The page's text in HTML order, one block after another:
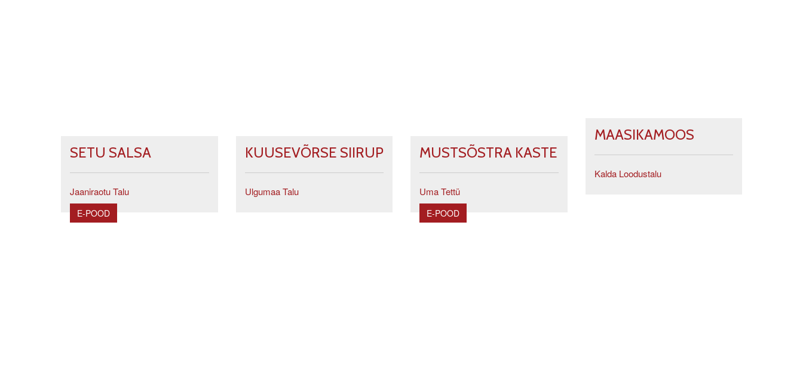
SETU SALSA
Jaaniraotu Talu
E-POOD
KUUSEVÕRSE SIIRUP
Ulgumaa Talu
MUSTSÕSTRA KASTE
Uma Tettü
E-POOD
MAASIKAMOOS
Kalda Loodustalu